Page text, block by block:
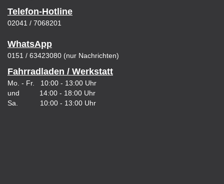
Telefon-Hotline
02041 / 7068201
WhatsApp
0151 / 63423080 (nur Nachrichten)
Fahrradladen / Werkstatt
Mo. - Fr. 10:00 - 13:00 Uhr
und 14:00 - 18:00 Uhr
Sa. 10:00 - 13:00 Uhr